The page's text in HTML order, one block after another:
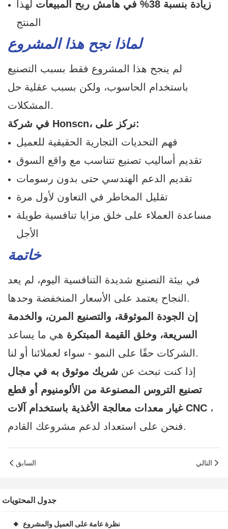
زيادة بنسبة 38% في هامش ربح المبيعات
لهذا
المنتج
لماذا نجح هذا المشروع
لم ينجح هذا المشروع فقط بسبب التصنيع
باستخدام الحاسوب، ولكن بسبب عقلية حل
المشكلات.
في شركة Honscn، نركز على:
فهم التحديات التجارية الحقيقية للعميل
تقديم أساليب تصنيع تتناسب مع واقع السوق
تقديم الدعم الهندسي حتى بدون رسومات
تقليل المخاطر في التعاون لأول مرة
مساعدة العملاء على خلق مزايا تنافسية طويلة
الأجل
خاتمة
في بيئة التصنيع شديدة التنافسية اليوم، لم يعد
النجاح يعتمد على الأسعار المنخفضة وحدها.
إن الجودة الموثوقة، والتصنيع المرن، والخدمة
السريعة، وخلق القيمة المبتكرة هي ما يساعد
الشركات حقًا على النمو - سواء لعملائنا أو لنا.
إذا كنت تبحث عن شريك موثوق به في مجال
تصنيع التروس المصنوعة من الألومنيوم أو قطع
غيار معدات معالجة الأغذية باستخدام آلات CNC ،
فنحن على استعداد لدعم مشروعك القادم.
السابق التالي
جدول المحتويات
◆ نظرة عامة على العميل والمشروع